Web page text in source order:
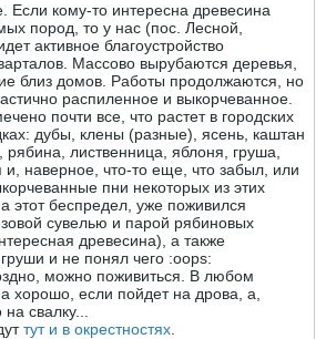
Если кому-то интересна древесина
пород, то у нас (пос. Лесной,
активное благоустройство
Массово вырубаются деревья,
близ домов. Работы продолжаются, но
распиленное и выкорчеванное.
почти все, что растет в городских
дубы, клены (разные), ясень, каштан
рябина, лиственница, яблоня, груша,
наверное, что-то еще, что забыл, или
пни некоторых из этих
этот беспредел, уже поживился
сувелью и парой рябиновых
древесина), а также
и не понял чего :oops:
можно поживиться. В любом
хорошо, если пойдет на дрова, а,
свалку...
тут и в окрестностях